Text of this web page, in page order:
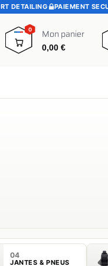
DETAILING· PAIEMENT
0 Mon panier
0,00€
04
JANTES & PNEUS